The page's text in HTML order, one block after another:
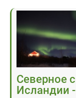
Северное
Исландии